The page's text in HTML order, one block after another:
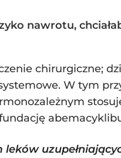
nawrotu,
chirurgiczne;
W tym